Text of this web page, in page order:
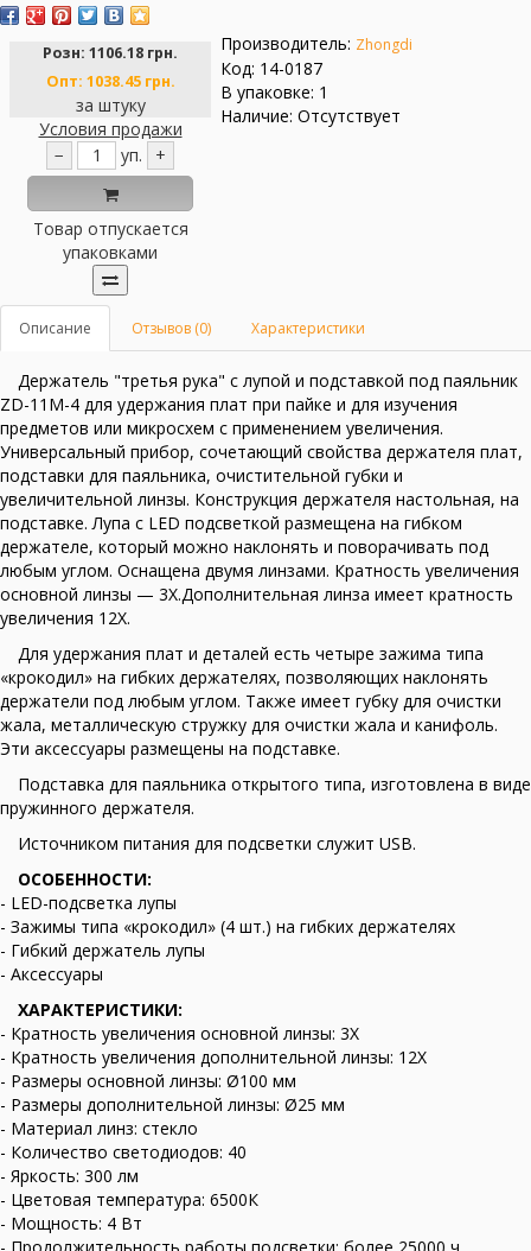
Розн: 1106.18 грн.
Опт: 1038.45 грн.
за штуку
Условия продажи
−
уп. +
Товар отпускается
упаковками
Производитель: Zhongdi
Код: 14-0187
В упаковке: 1
Наличие: Отсутствует
Описание Отзывов (0) Характеристики
Держатель "третья рука" с лупой и подставкой под паяльник
ZD-11M-4 для удержания плат при пайке и для изучения
предметов или микросхем с применением увеличения.
Универсальный прибор, сочетающий свойства держателя плат,
подставки для паяльника, очистительной губки и
увеличительной линзы. Конструкция держателя настольная, на
подставке. Лупа с LED подсветкой размещена на гибком
держателе, который можно наклонять и поворачивать под
любым углом. Оснащена двумя линзами. Кратность увеличения
основной линзы — 3Х.Дополнительная линза имеет кратность
увеличения 12Х.
Для удержания плат и деталей есть четыре зажима типа
«крокодил» на гибких держателях, позволяющих наклонять
держатели под любым углом. Также имеет губку для очистки
жала, металлическую стружку для очистки жала и канифоль.
Эти аксессуары размещены на подставке.
Подставка для паяльника открытого типа, изготовлена в виде
пружинного держателя.
Источником питания для подсветки служит USB.
ОСОБЕННОСТИ:
- LED-подсветка лупы
- Зажимы типа «крокодил» (4 шт.) на гибких держателях
- Гибкий держатель лупы
- Аксессуары
ХАРАКТЕРИСТИКИ:
- Кратность увеличения основной линзы: 3Х
- Кратность увеличения дополнительной линзы: 12Х
- Размеры основной линзы: Ø100 мм
- Размеры дополнительной линзы: Ø25 мм
- Материал линз: стекло
- Количество светодиодов: 40
- Яркость: 300 лм
- Цветовая температура: 6500К
- Мощность: 4 Вт